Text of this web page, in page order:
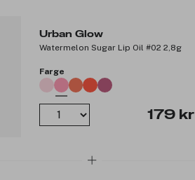
Urban Glow
Watermelon Sugar Lip Oil #02 2,8g
Farge
179 kr